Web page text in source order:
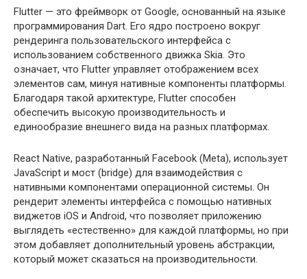
Flutter — это фреймворк от Google, основанный на языке
программирования Dart. Его ядро построено вокруг
рендеринга пользовательского интерфейса с
использованием собственного движка Skia. Это
означает, что Flutter управляет отображением всех
элементов сам, минуя нативные компоненты платформы.
Благодаря такой архитектуре, Flutter способен
обеспечить высокую производительность и
единообразие внешнего вида на разных платформах.
React Native, разработанный Facebook (Meta), использует
JavaScript и мост (bridge) для взаимодействия с
нативными компонентами операционной системы. Он
рендерит элементы интерфейса с помощью нативных
виджетов iOS и Android, что позволяет приложению
выглядеть «естественно» для каждой платформы, но при
этом добавляет дополнительный уровень абстракции,
который может сказаться на производительности.